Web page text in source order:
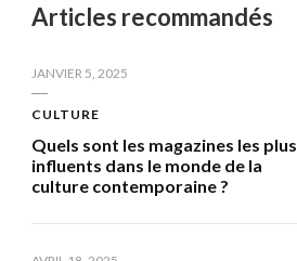
Articles recommandés
JANVIER 5, 2025
CULTURE
Quels sont les magazines les plus
influents dans le monde de la
culture contemporaine ?